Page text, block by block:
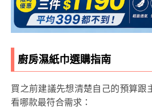
廚房濕紙巾選購指南
買之前建議先想清楚自己的預算跟
看哪款最符合需求：